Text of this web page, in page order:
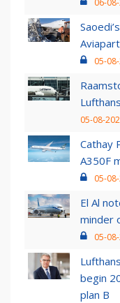
06-
05-
05-08-
Cathay
A350F
05-
El Al
minder
05-
begin
plan B